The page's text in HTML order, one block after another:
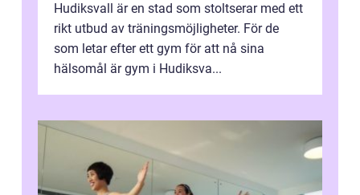
Hudiksvall är en stad som stoltserar med ett
rikt utbud av träningsmöjligheter. För de
som letar efter ett gym för att nå sina
hälsomål är gym i Hudiksva...